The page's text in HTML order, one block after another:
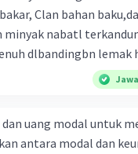
Inovasi Si-Polaris,
Informasi
itu dilakukan pada
Satya Gedung B
Dalam sambutannya,
inovasi ini ia berharap
risiko dalam
Clan bahan
minyak nabatl
dlbandingbn lemak
pada salah satu
tebih stabll karena
karena tingginya
dan uang modal untuk
antara modal dan